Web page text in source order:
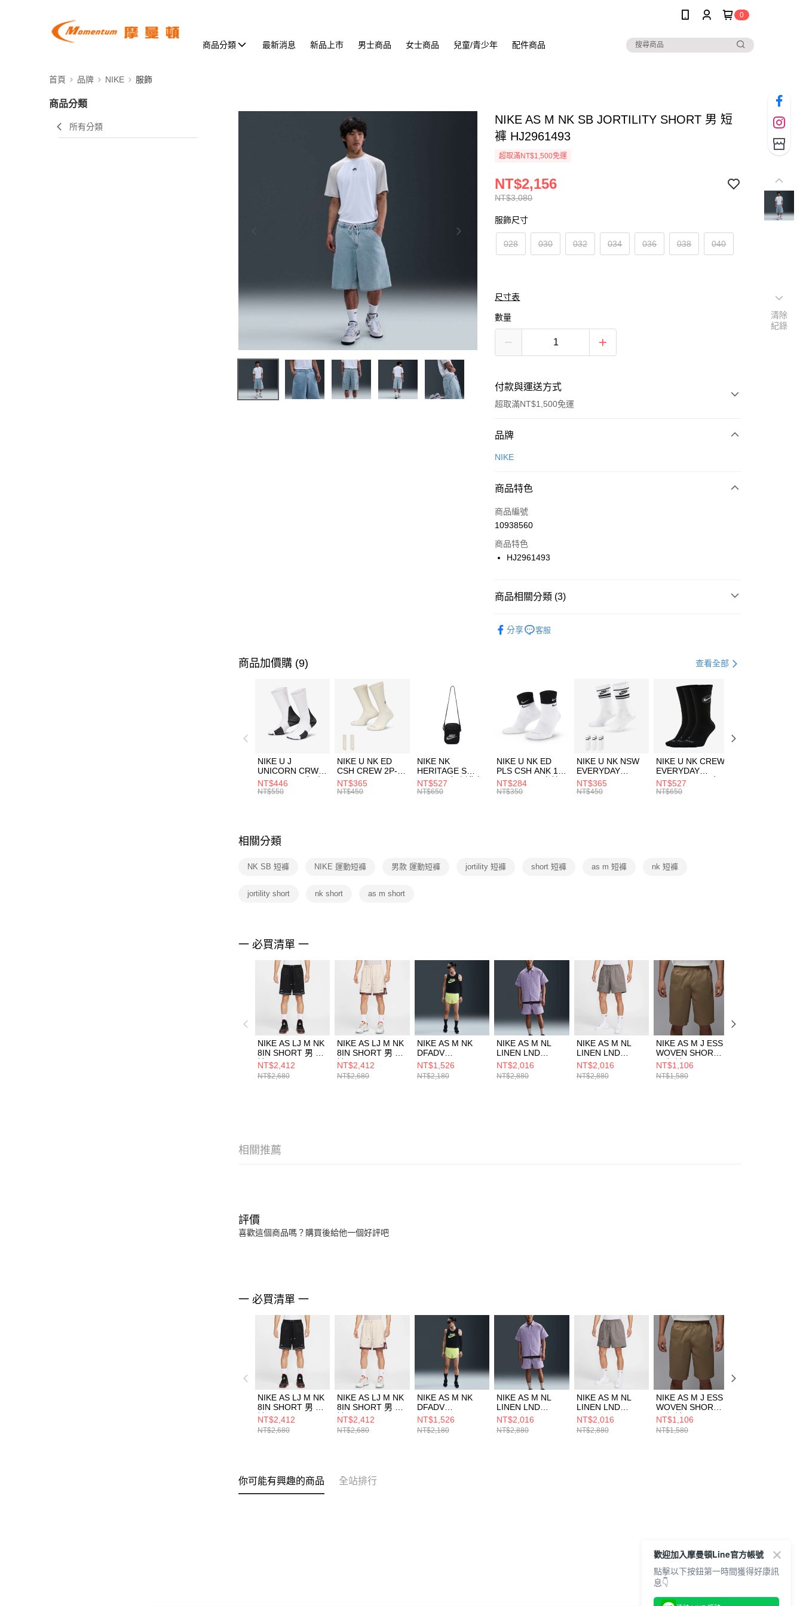
0
商品分類 最新消息 新品上市 男士商品 女士商品 兒童/青少年 配件商品
首頁 品牌 NIKE 服飾
商品分類
所有分類
NIKE AS M NK SB JORTILITY SHORT 男 短
褲 HJ2961493
超取滿NT$1,500免運
NT$3,080
NT$2,156
服飾尺寸
028 030 032 034 036 038 040
尺寸表
數量
付款與運送方式
超取滿NT$1,500免運
付款方式
信用卡一次付款
合作金庫商業銀行
華南商業銀行
上海商業儲蓄銀行
國泰世華商業銀行
聯邦商業銀行
台新國際商業銀行
LINE Pay
Apple Pay
【關於「AFTEE先享後付」】
３．安心：先確認商品／服務後，再付款。
【「AFTEE先享後付」結帳流程】
１．於結帳方式選擇「AFTEE先享後付」後，將跳轉至「AFTEE先享後
付」結帳頁面，進行簡訊認證並確認金額後，即可完成結帳。
２．訂單成立數日內，您將收到繳費通知簡訊。
３．收到繳費通知簡訊後14天內，點擊此簡訊中的連結，可透過四大超商
／ATM／網路銀行／等多元方式進行付款，方視為交易完成。
※ 請注意：結帳手續完成當下不需立刻繳費，但若您需要取消訂單，請聯
絡購買商品的店家。未經商家同意取消之訂單仍視為有效，需透過AFTEE
先享後付繳納相關費用。
交易，需依本服務之必要範圍內提供個人資料，並將交易相關給付款項請
結果請求用戶進行身份認證。
５．嚴禁一人註冊多個帳號或使用他人資訊註冊。若發現惡意使用之情
形，恩沛科技股份有限公司將有權停止該用戶之使用額度並採取法律行
每筆NT$100，滿NT$1,500(含以上)免運費
每筆NT$100，滿NT$1,500(含以上)免運費
品牌
NIKE
商品特色
商品編號
10938560
商品特色
HJ2961493
商品相關分類 (3)
分享 客服
商品加價購 (9) 查看全部
NIKE U J
UNICORN CRW
1PR -160 男女 中
統襪 FZ3393100
NT$446
NT$550
NIKE U NK ED
CSH CREW 2P-
144 EMBRDY 男
女 短統襪
NT$365
NT$450
NIKE NK
HERITAGE S
SMIT 男女 側背包
BA5871010
NT$527
NT$650
NIKE U NK ED
PLS CSH ANK 1P
144 DBL 男 中統
襪 DH4058104
NT$284
NT$350
NIKE U NK NSW
EVERYDAY
ESSENTIAL CR
男女 短統襪
NT$365
NT$450
NIKE U NK CREW
EVERYDAY
BBALL 3PR 男女
長統襪
NT$527
NT$650
相關分類
NK SB 短褲 NIKE 運動短褲 男款 運動短褲 jortility 短褲 short 短褲 as m 短褲 nk 短褲
jortility short nk short as m short
一 必買清單 一
NIKE AS LJ M NK
8IN SHORT 男 短
褲 HV3395010
NT$2,412
NT$2,680
NIKE AS LJ M NK
8IN SHORT 男 短
褲 HV3395133
NT$2,412
NT$2,680
NIKE AS M NK
DFADV
AROSWFT 2INBF
SH 男 短褲
FN3350736
NT$1,526
NT$2,180
NIKE AS M NL
LINEN LND
SHORT SASH 男
短褲 HJ2979515
NT$2,016
NT$2,880
NIKE AS M NL
LINEN LND
SHORT SASH 男
短褲 HJ2979289
NT$2,016
NT$2,880
NIKE AS M J ESS
WOVEN SHORT
男 短褲
HF9336257
NT$1,106
NT$1,580
相關推薦
評價
喜歡這個商品嗎？購買後給他一個好評吧
一 必買清單 一
NIKE AS LJ M NK
8IN SHORT 男 短
褲 HV3395010
NT$2,412
NT$2,680
NIKE AS LJ M NK
8IN SHORT 男 短
褲 HV3395133
NT$2,412
NT$2,680
NIKE AS M NK
DFADV
AROSWFT 2INBF
SH 男 短褲
FN3350736
NT$1,526
NT$2,180
NIKE AS M NL
LINEN LND
SHORT SASH 男
短褲 HJ2979515
NT$2,016
NT$2,880
NIKE AS M NL
LINEN LND
SHORT SASH 男
短褲 HJ2979289
NT$2,016
NT$2,880
NIKE AS M J ESS
WOVEN SHORT
男 短褲
HF9336257
NT$1,106
NT$1,580
你可能有興趣的商品 全站排行
清除
紀錄
歡迎加入摩曼頓Line官方帳號
點擊以下按鈕第一時間獲得好康訊
息👇